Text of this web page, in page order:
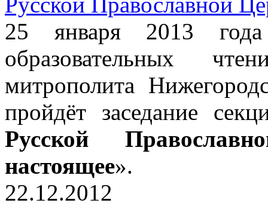
25 января 2013
образовательных
митрополита
пройдёт заседание
Русской
настоящее».
22.12.2012